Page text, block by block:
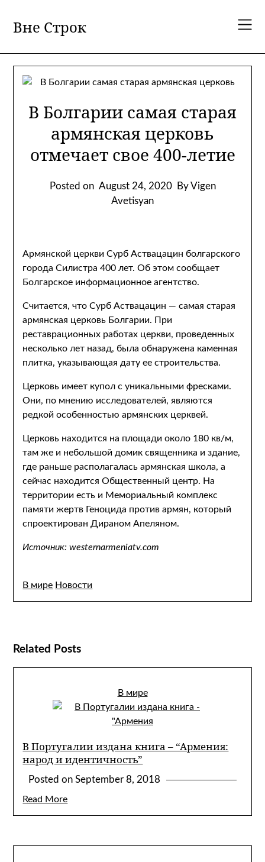
content
Вне Строк
В Болгарии самая старая
армянская церковь
отмечает свое 400-летие
Posted on August 24, 2020
By Vigen
Avetisyan
Армянской церкви Сурб Аствацацин болгарского
города Силистра 400 лет. Об этом сообщает
Болгарское информационное агентство.
Считается, что Сурб Аствацацин — самая старая
армянская церковь Болгарии. При
реставрационных работах церкви, проведенных
несколько лет назад, была обнаружена каменная
плитка, указывающая дату ее строительства.
Церковь имеет купол с уникальными фресками.
Они, по мнению исследователей, являются
редкой особенностью армянских церквей.
Церковь находится на площади около 180 кв/м,
там же и небольшой домик священника и здание,
где раньше располагалась армянская школа, а
сейчас находится Общественный центр. На
территории есть и Мемориальный комплекс
памяти жертв Геноцида против армян, который
спроектирован Дираном Апеляном.
Источник: westernarmeniatv.com
В мире Новости
Related Posts
В мире
В Португалии издана книга – “Армения:
народ и идентичность”
Posted onSeptember 8, 2018
Read More